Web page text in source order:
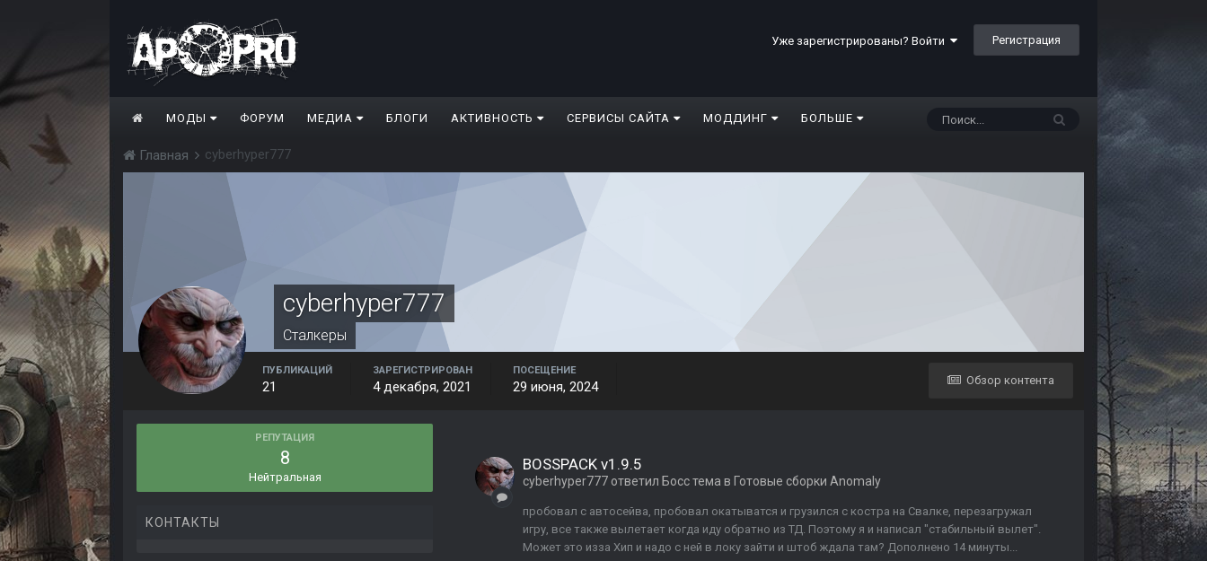
Уже зарегистрированы? Войти Регистрация
МОДЫ ФОРУМ МЕДИА БЛОГИ АКТИВНОСТЬ СЕРВИСЫ САЙТА МОДДИНГ БОЛЬШЕ
Главная cyberhyper777
cyberhyper777
Сталкеры
Обзор контента
ПУБЛИКАЦИЙ
21
ЗАРЕГИСТРИРОВАН
4 декабря, 2021
ПОСЕЩЕНИЕ
29 июня, 2024
РЕПУТАЦИЯ
8
Нейтральная
КОНТАКТЫ
BOSSPACK v1.9.5
cyberhyper777 ответил Босстема в Готовые сборки Anomaly
пробовал с автосейва, пробовал окатыватся и грузился с костра на Свалке, перезагружал
игру, все также вылетает когда иду обратно из ТД. Поэтому я и написал "стабильный вылет".
Может это изза Хип и надо с ней в локу зайти и штоб ждала там? Дополнено 14 минуты...